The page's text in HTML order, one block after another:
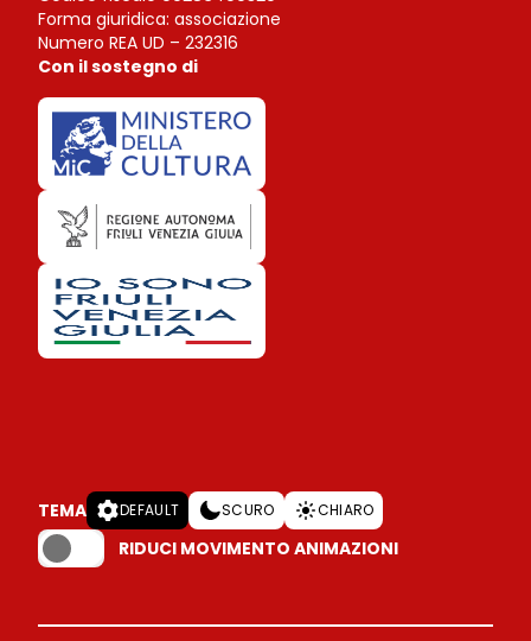
Forma giuridica: associazione
Numero REA UD – 232316
Con il sostegno di
TEMA DEFAULT SCURO CHIARO
RIDUCI MOVIMENTO ANIMAZIONI